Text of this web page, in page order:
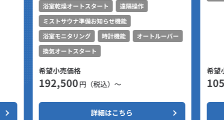
浴室乾燥オートスタート
遠隔操作
ミストサウナ準備お知らせ機能
浴室モニタリング
時計機能
オートルーバー
換気オートスタート
希望小売価格
192,500円（税込）～
詳細はこちら
希望